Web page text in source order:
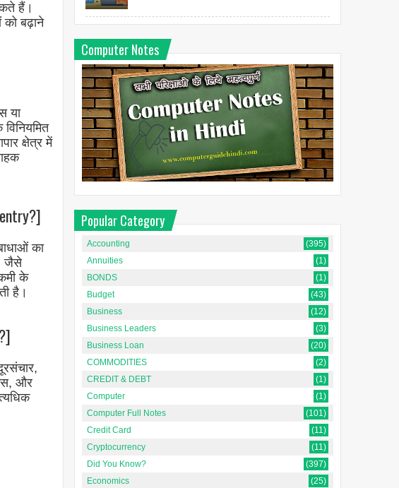
हैं।
को बढ़ाने
या
क्षेत्र में
का
जैसे
के
है।
और
Computer Notes
Popular Category
Accounting
(395)
Annuities
(1)
BONDS
(1)
Budget
(43)
Business
(12)
Business Leaders
(3)
Business Loan
(20)
COMMODITIES
(2)
CREDIT & DEBT
(1)
Computer
(1)
Computer Full Notes
(101)
Credit Card
(11)
Cryptocurrency
(11)
Did You Know?
(397)
Economics
(25)